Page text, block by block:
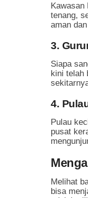
Kawasan
tenang,
aman
3.
Siapa
kini telah
4.
Pulau
pusat
Melihat
bisa